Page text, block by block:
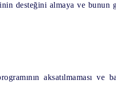
desteğini almaya ve bunun
aksatılmaması ve